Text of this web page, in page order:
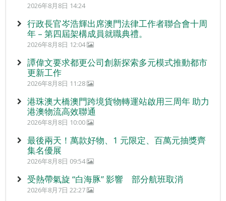
2026年8月8日 14:24
行政長官岑浩輝出席澳門法律工作者聯合會十周
年 – 第四屆架構成員就職典禮。
2026年8月8日 12:04
譚偉文要求都更公司創新探索多元模式推動都市
更新工作
2026年8月8日 11:28
港珠澳大橋澳門跨境貨物轉運站啟用三周年 助力
港澳物流高效聯通
2026年8月8日 10:00
最後兩天！萬款好物、1 元限定、百萬元抽獎齊
集名優展
2026年8月8日 09:54
受熱帶氣旋 “白海豚” 影響 部分航班取消
2026年8月7日 22:27